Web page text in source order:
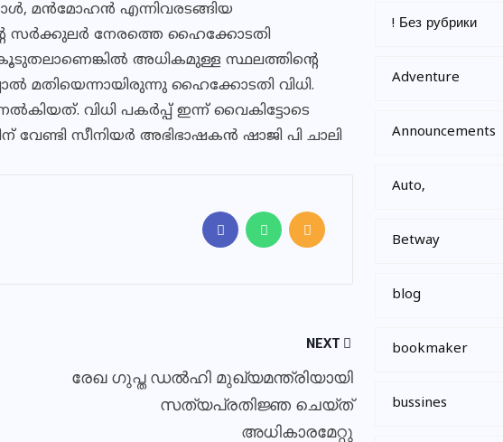
മൻമോഹൻ എന്നിവരടങ്ങിയ
സർക്കുലർ നേരത്തെ ഹൈക്കോടതി
കൂടുതലാണെങ്കിൽ അധികമുള്ള സ്ഥലത്തിന്റെ
മതിയെന്നായിരുന്നു ഹൈക്കോടതി വിധി.
വിധി പക‌ർപ്പ് ഇന്ന് വൈകിട്ടോടെ
സീനിയർ അഭിഭാഷകൻ ഷാജി പി ചാലി
NEXT
രേഖ ഗുപ്ത ഡല്‍ഹി മുഖ്യമന്ത്രിയായി
സത്യപ്രതിജ്ഞ ചെയ്ത്
അധികാരമേറ്റു
! Без рубрики
Adventure
Announcements
Auto,
Betway
blog
bookmaker
bussines